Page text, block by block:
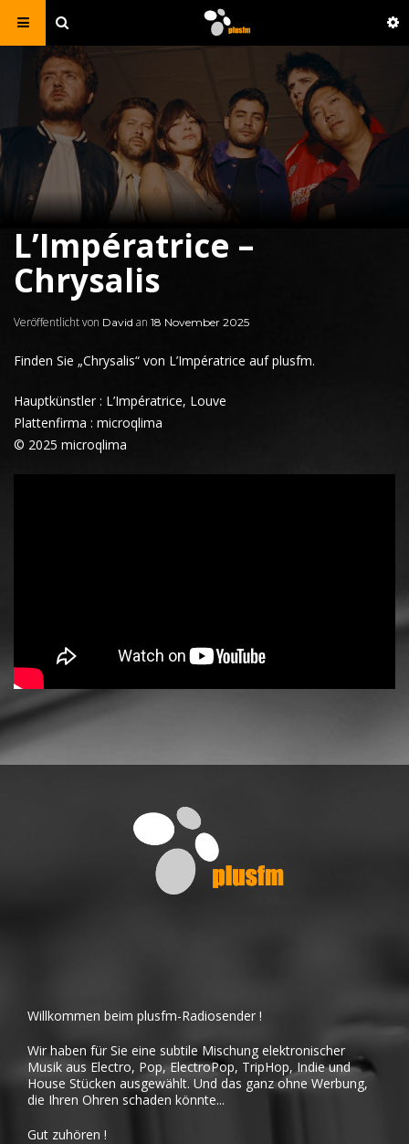
L’Impératrice –
Chrysalis
Veröffentlicht von David an 18 November 2025
Finden Sie „Chrysalis“ von L’Impératrice auf plusfm.
Hauptkünstler: L’Impératrice, Louve
Plattenfirma : microqlima
© 2025 microqlima
Willkommen beim plusfm-Radiosender !
Wir haben für Sie eine subtile Mischung elektronischer
Musik aus Electro, Pop, ElectroPop, TripHop, Indie und
House Stücken ausgewählt. Und das ganz ohne Werbung,
die Ihren Ohren schaden könnte...
Gut zuhören !